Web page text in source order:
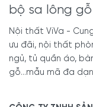
bộ sa lông
Nội thất ViVa -
ưu đãi, nội thất
ngủ, tủ quần áo,
gỗ...mẫu mã đa